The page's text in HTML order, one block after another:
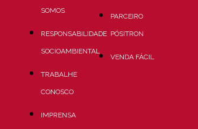
SOMOS
RESPONSABILIDADE
SOCIOAMBIENTAL
TRABALHE
CONOSCO
IMPRENSA
PARCEIRO
PÓSITRON
VENDA FÁCIL